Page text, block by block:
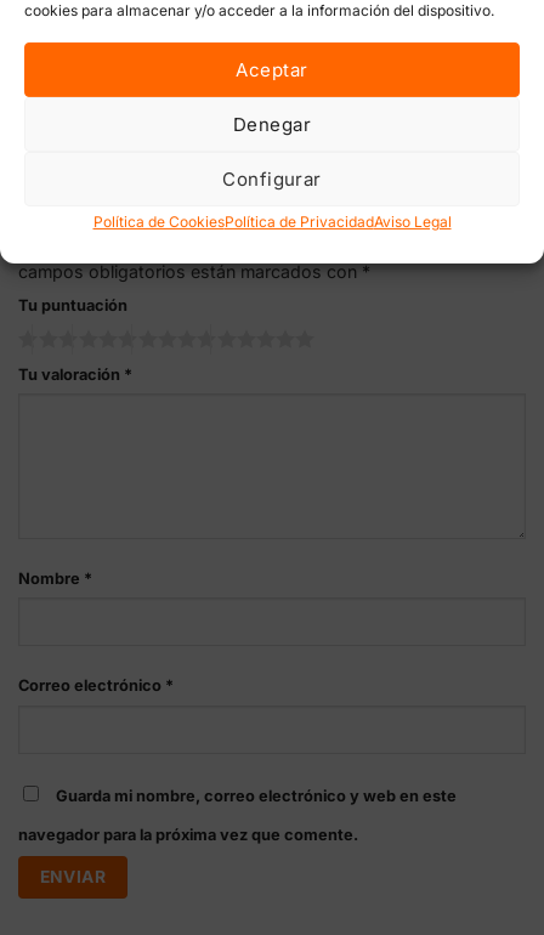
cookies para almacenar y/o acceder a la información del dispositivo.
Aceptar
Denegar
Configurar
Política de CookiesPolítica de PrivacidadAviso Legal
VALORACIONES (0)
Valoraciones
Sé el primero en valorar “Starter Box Soil Hesi para cultivo en
campos obligatorios están marcados con *
Tu puntuación
Tu valoración *
Nombre *
Correo electrónico *
Guarda mi nombre, correo electrónico y web en este
navegador para la próxima vez que comente.